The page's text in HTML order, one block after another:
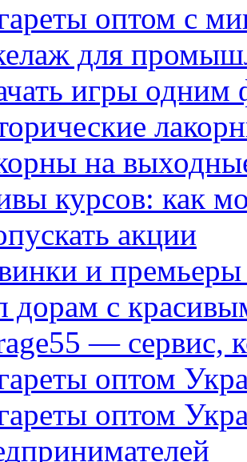
оптом с
для
игры одним
на
курсов: как
акции
и
дорам с
— сервис,
оптом
оптом